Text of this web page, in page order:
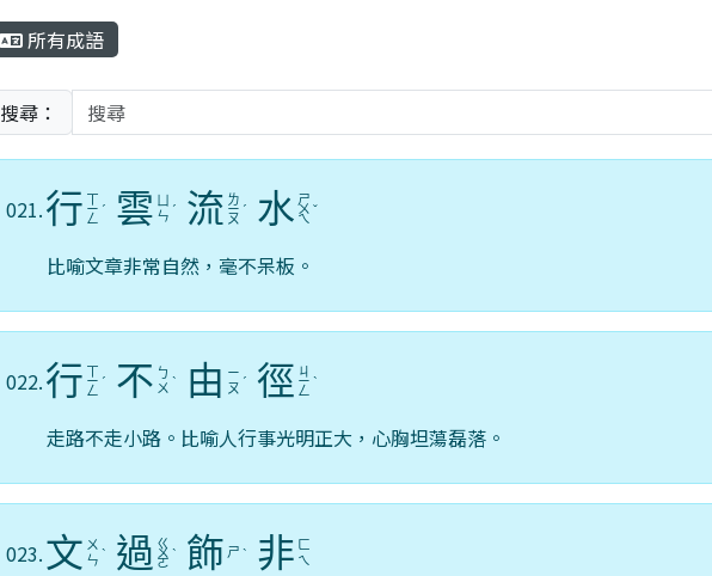
所有成語
搜尋：
021.行 ㄒ
ㄧ
ㄥ
ˊ 雲 ㄣ ˊ 流 ㄌ
ㄧ
ㄡ
ˊ 水 ㄕ
ㄨ
ㄟ
ˇ
比喻文章非常自然，毫不呆板。
022.行 ㄒ
ㄧ
ㄥ
ˊ 不 ㄅ
ㄨ ˋ 由 ㄧ
ㄡ ˊ 徑 ㄐ
ㄧ
ㄥ
ˋ
走路不走小路。比喻人行事光明正大，心胸坦蕩磊落。
023.文 ㄨ
ㄣ ˋ 過 ㄍ
ㄨ
ㄛ
ˋ 飾 ㄕ ˋ 非 ㄈ
ㄟ